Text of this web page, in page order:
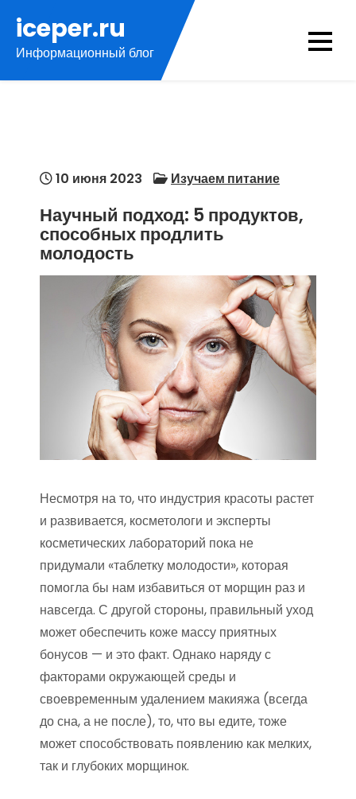
содержимому
iceper.ru
Информационный блог
10 июня 2023 Изучаем питание
Научный подход: 5 продуктов,
способных продлить
молодость
Несмотря на то, что индустрия красоты растет
и развивается, косметологи и эксперты
косметических лабораторий пока не
придумали «таблетку молодости», которая
помогла бы нам избавиться от морщин раз и
навсегда. С другой стороны, правильный уход
может обеспечить коже массу приятных
бонусов — и это факт. Однако наряду с
факторами окружающей среды и
своевременным удалением макияжа (всегда
до сна, а не после), то, что вы едите, тоже
может способствовать появлению как мелких,
так и глубоких морщинок.